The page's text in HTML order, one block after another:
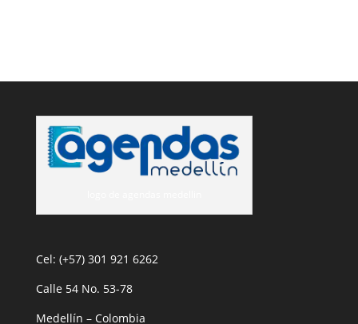
Cel: (+57) 301 921 6262
Calle 54 No. 53-78
Medellín – Colombia